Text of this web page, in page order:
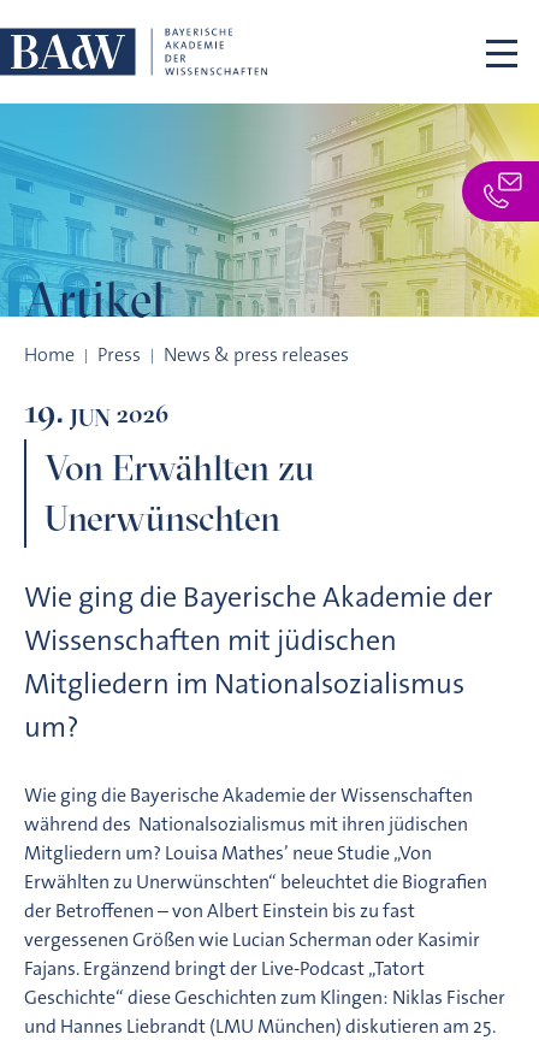
Artikel
Home Press News & press releases
19. JUN 2026
Von Erwählten zu
Unerwünschten
Wie ging die Bayerische Akademie der
Wissenschaften mit jüdischen
Mitgliedern im Nationalsozialismus
um?
Wie ging die Bayerische Akademie der Wissenschaften
während des Nationalsozialismus mit ihren jüdischen
Mitgliedern um? Louisa Mathes’ neue Studie „Von
Erwählten zu Unerwünschten“ beleuchtet die Biografien
der Betroffenen – von Albert Einstein bis zu fast
vergessenen Größen wie Lucian Scherman oder Kasimir
Fajans. Ergänzend bringt der Live-Podcast „Tatort
Geschichte“ diese Geschichten zum Klingen: Niklas Fischer
und Hannes Liebrandt (LMU München) diskutieren am 25.